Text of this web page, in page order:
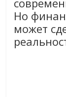
Но
может